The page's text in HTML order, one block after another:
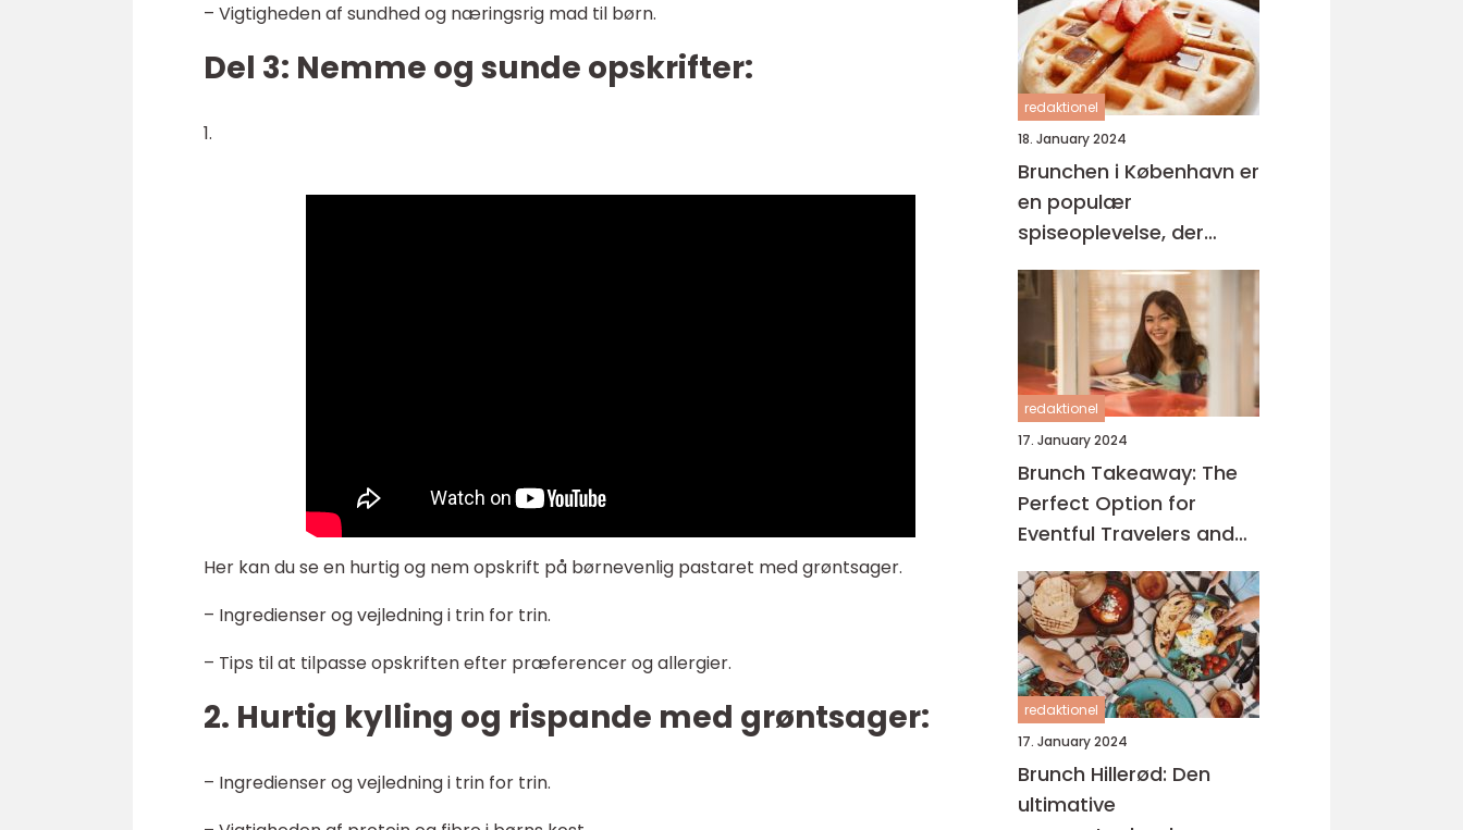
– Vigtigheden af sundhed og næringsrig mad til børn.
Del 3: Nemme og sunde opskrifter:
1.
Her kan du se en hurtig og nem opskrift på børnevenlig pastaret med grøntsager.
– Ingredienser og vejledning i trin for trin.
– Tips til at tilpasse opskriften efter præferencer og allergier.
2. Hurtig kylling og rispande med grøntsager:
– Ingredienser og vejledning i trin for trin.
redaktionel
18. January 2024
Brunchen i København er
en populær
spiseoplevelse, der
appellerer til både lokale
og turister
redaktionel
17. January 2024
Brunch Takeaway: The
Perfect Option for
Eventful Travelers and
Backpackers
redaktionel
17. January 2024
Brunch Hillerød: Den
ultimative